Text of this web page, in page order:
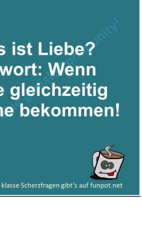
Anzeige
Galileo Lab - Krist...